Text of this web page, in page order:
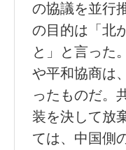
の協議を並行
の目的は「北
と」と言った
や平和協商は
ったものだ。
装を決して放
ては、中国側